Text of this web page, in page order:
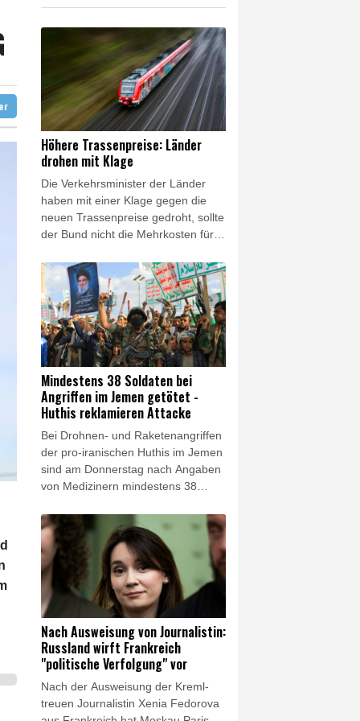
für Lkw
Höhere Trassenpreise: Länder
drohen mit Klage
Die Verkehrsminister der Länder
haben mit einer Klage gegen die
neuen Trassenpreise gedroht, sollte
der Bund nicht die Mehrkosten für
Schienenmaut übernehmen. "Wir
senden heute gemeinsam ein
Signal der Geschlossenheit: Die
massiven Trassenpreissteigerungen
sind so nicht akzeptabel", erklärte
Bayerns Verkehrsminister Christian
Bernreiter nach einer digitalen
Verkehrsministerkonferenz. "Da der
Bund bisher nicht bereit ist, die
Mehrkosten auszugleichen, sind die
Länder bei weiterer Weigerung des
Bundes gezwungen zu klagen."
Mindestens 38 Soldaten bei
Angriffen im Jemen getötet -
Huthis reklamieren Attacke
Bei Drohnen- und Raketenangriffen
der pro-iranischen Huthis im Jemen
sind am Donnerstag nach Angaben
von Medizinern mindestens 38
Die Huthis reklamierten die Attacken
für sich, einem jemenitischen
Militärvertreter zufolge richteten sie
sich gegen Armeelager im Zentrum
des Landes und nahe der Grenze
zu Saudi-Arabien.
Nach Ausweisung von Journalistin:
Russland wirft Frankreich
"politische Verfolgung" vor
Nach der Ausweisung der Kreml-
treuen Journalistin Xenia Fedorova